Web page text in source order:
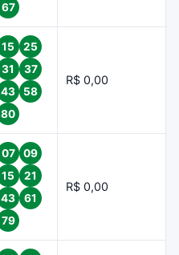
67
15
25
31
37
43
58
80
R$ 0,00
07
09
15
21
43
61
79
R$ 0,00